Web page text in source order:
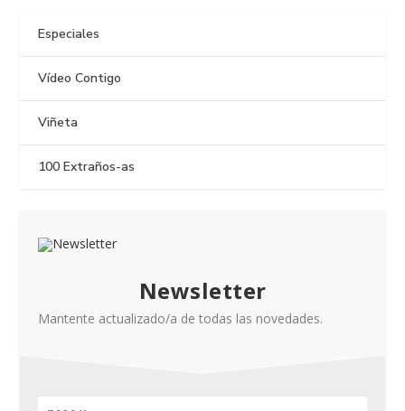
Especiales
Vídeo Contigo
Viñeta
100 Extraños-as
Newsletter
Mantente actualizado/a de todas las novedades.